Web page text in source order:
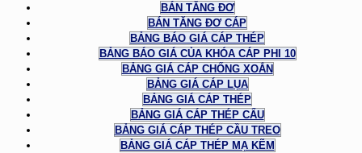
BÁN TĂNG ĐƠ
BÁN TĂNG ĐƠ CÁP
BẢNG BÁO GIÁ CÁP THÉP
BẢNG BÁO GIÁ CỦA KHÓA CÁP PHI 10
BẢNG GIÁ CÁP CHỐNG XOẮN
BẢNG GIÁ CÁP LỤA
BẢNG GIÁ CÁP THÉP
BẢNG GIÁ CÁP THÉP CẨU
BẢNG GIÁ CÁP THÉP CẦU TREO
BẢNG GIÁ CÁP THÉP MẠ KẼM